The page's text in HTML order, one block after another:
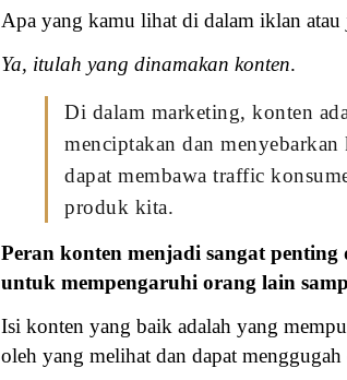
Apa yang kamu lihat di dalam iklan
Ya, itulah yang dinamakan konten.
Di dalam marketing, konten
menciptakan dan
dapat membawa traffic
produk kita.
Peran konten menjadi sangat
untuk mempengaruhi orang lain
Isi konten yang baik adalah yang
oleh yang melihat dan dapat menggugah